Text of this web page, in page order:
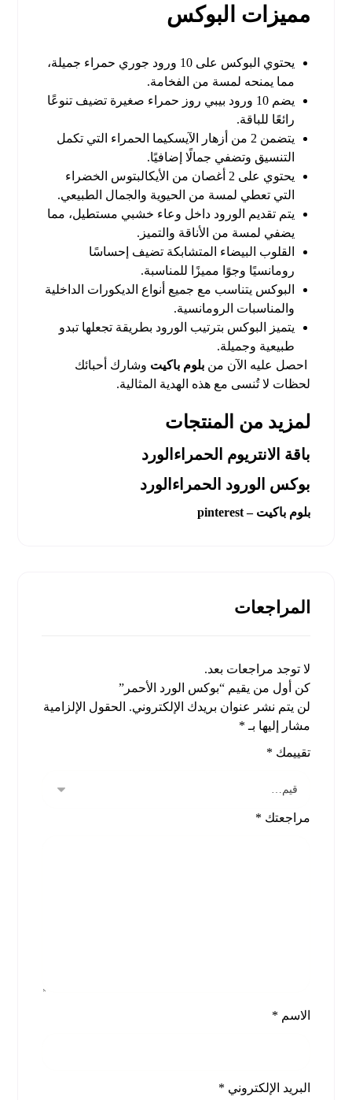
مميزات البوكس
يحتوي البوكس على 10 ورود جوري حمراء جميلة،
مما يمنحه لمسة من الفخامة.
يضم 10 ورود بيبي روز حمراء صغيرة تضيف تنوعًا
رائعًا للباقة.
يتضمن 2 من أزهار الآيسكيما الحمراء التي تكمل
التنسيق وتضفي جمالًا إضافيًا.
يحتوي على 2 أغصان من الأيكالبتوس الخضراء
التي تعطي لمسة من الحيوية والجمال الطبيعي.
يتم تقديم الورود داخل وعاء خشبي مستطيل، مما
يضفي لمسة من الأناقة والتميز.
القلوب البيضاء المتشابكة تضيف إحساسًا
رومانسيًا وجوًا مميزًا للمناسبة.
البوكس يتناسب مع جميع أنواع الديكورات الداخلية
والمناسبات الرومانسية.
يتميز البوكس بترتيب الورود بطريقة تجعلها تبدو
طبيعية وجميلة.
احصل عليه الآن من بلوم باكيت وشارك أحبائك
لحظات لا تُنسى مع هذه الهدية المثالية.
لمزيد من المنتجات
باقة الانتريوم الحمراءالورد
بوكس الورود الحمراءالورد
بلوم باكيت – pinterest
المراجعات
لا توجد مراجعات بعد.
كن أول من يقيم “بوكس الورد الأحمر”
لن يتم نشر عنوان بريدك الإلكتروني. الحقول الإلزامية
مشار إليها بـ *
تقييمك *
مراجعتك *
الاسم *
البريد الإلكتروني *